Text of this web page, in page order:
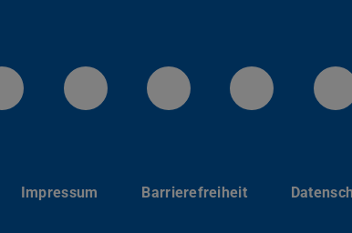
LinkedIn-Seite der TU
Instagram-Kanal der
Bluesky-Kanal
Impressum Barrierefreiheit